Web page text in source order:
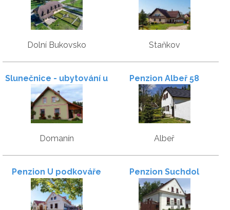
Dolní Bukovsko Staňkov
Slunečnice - ubytování u
Třeboně
Domanín
Penzion Albeř 58
Albeř
Penzion U podkováře Penzion Suchdol